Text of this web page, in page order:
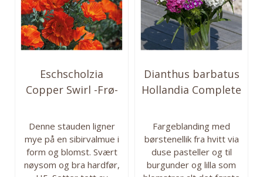
Eschscholzia
Copper Swirl -Frø-
Denne stauden ligner
mye på en sibirvalmue i
form og blomst. Svært
nøysom og bra hardfør,
Dianthus barbatus
Hollandia Complete
Fargeblanding med
børstenellik fra hvitt via
duse pasteller og til
burgunder og lilla som